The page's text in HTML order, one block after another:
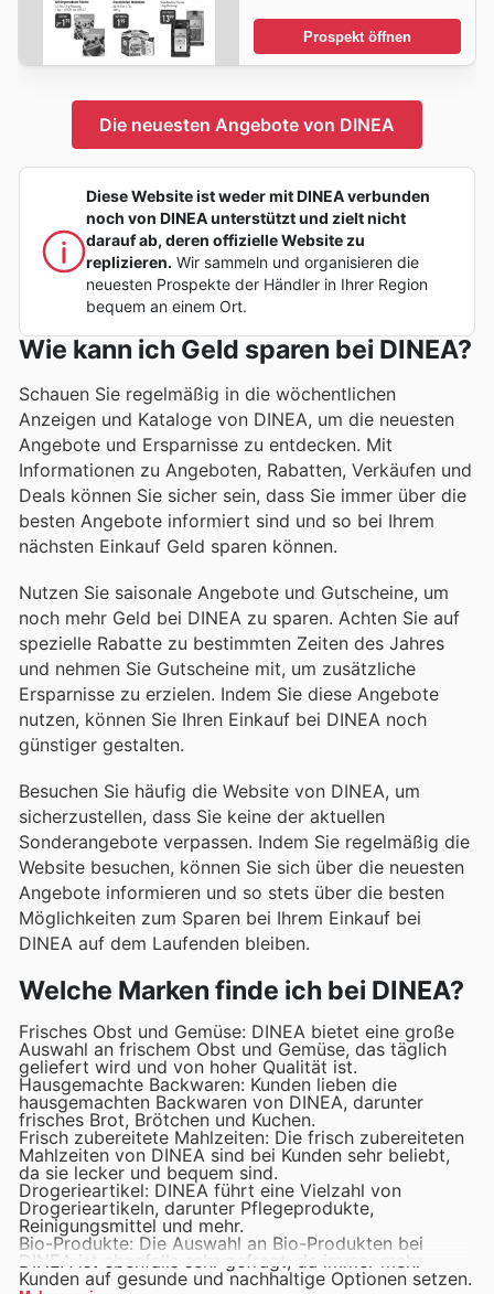
Prospekt öffnen
Die neuesten Angebote von DINEA
Diese Website ist weder mit DINEA verbunden
noch von DINEA unterstützt und zielt nicht
darauf ab, deren offizielle Website zu
replizieren. Wir sammeln und organisieren die
neuesten Prospekte der Händler in Ihrer Region
bequem an einem Ort.
Wie kann ich Geld sparen bei DINEA?
Schauen Sie regelmäßig in die wöchentlichen
Anzeigen und Kataloge von DINEA, um die neuesten
Angebote und Ersparnisse zu entdecken. Mit
Informationen zu Angeboten, Rabatten, Verkäufen und
Deals können Sie sicher sein, dass Sie immer über die
besten Angebote informiert sind und so bei Ihrem
nächsten Einkauf Geld sparen können.
Nutzen Sie saisonale Angebote und Gutscheine, um
noch mehr Geld bei DINEA zu sparen. Achten Sie auf
spezielle Rabatte zu bestimmten Zeiten des Jahres
und nehmen Sie Gutscheine mit, um zusätzliche
Ersparnisse zu erzielen. Indem Sie diese Angebote
nutzen, können Sie Ihren Einkauf bei DINEA noch
günstiger gestalten.
Besuchen Sie häufig die Website von DINEA, um
sicherzustellen, dass Sie keine der aktuellen
Sonderangebote verpassen. Indem Sie regelmäßig die
Website besuchen, können Sie sich über die neuesten
Angebote informieren und so stets über die besten
Möglichkeiten zum Sparen bei Ihrem Einkauf bei
DINEA auf dem Laufenden bleiben.
Welche Marken finde ich bei DINEA?
Frisches Obst und Gemüse: DINEA bietet eine große
Auswahl an frischem Obst und Gemüse, das täglich
geliefert wird und von hoher Qualität ist.
Hausgemachte Backwaren: Kunden lieben die
hausgemachten Backwaren von DINEA, darunter
frisches Brot, Brötchen und Kuchen.
Frisch zubereitete Mahlzeiten: Die frisch zubereiteten
Mahlzeiten von DINEA sind bei Kunden sehr beliebt,
da sie lecker und bequem sind.
Drogerieartikel: DINEA führt eine Vielzahl von
Drogerieartikeln, darunter Pflegeprodukte,
Reinigungsmittel und mehr.
Bio-Produkte: Die Auswahl an Bio-Produkten bei
DINEA ist ebenfalls sehr gefragt, da immer mehr
Kunden auf gesunde und nachhaltige Optionen setzen.